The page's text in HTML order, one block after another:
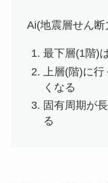
Ai(地震層せん
最下層(1階)
上層(階)に
くなる
固有周期が
る